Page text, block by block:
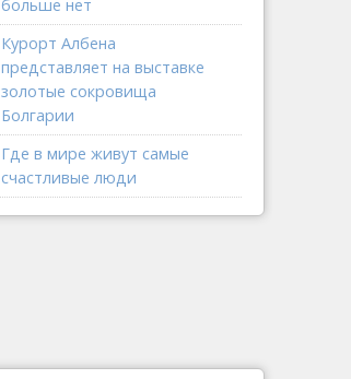
больше нет
Курорт Албена
представляет на выставке
золотые сокровища
Болгарии
Где в мире живут самые
счастливые люди